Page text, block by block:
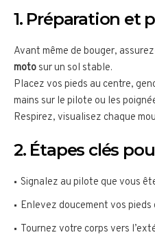
1. Préparation et
Avant même de bouger,
moto sur un sol stable.
Placez vos pieds au centre,
mains sur le pilote ou les
Respirez, visualisez chaque
2. Étapes clés
Signalez au pilote que vous
Enlevez doucement vos pieds
Tournez votre corps vers